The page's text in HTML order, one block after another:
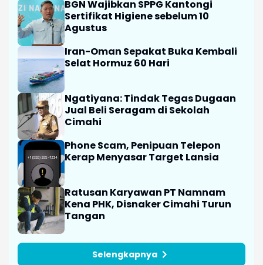
BGN Wajibkan SPPG Kantongi
Sertifikat Higiene sebelum 10
Agustus
Iran-Oman Sepakat Buka Kembali
Selat Hormuz 60 Hari
Ngatiyana: Tindak Tegas Dugaan
Jual Beli Seragam di Sekolah
Cimahi
Phone Scam, Penipuan Telepon
Kerap Menyasar Target Lansia
Ratusan Karyawan PT Namnam
Kena PHK, Disnaker Cimahi Turun
Tangan
Selengkapnya